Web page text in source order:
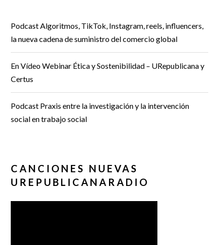
Podcast Algoritmos, TikTok, Instagram, reels, influencers,
la nueva cadena de suministro del comercio global
En Vídeo Webinar Ética y Sostenibilidad – URepublicana y
Certus
Podcast Praxis entre la investigación y la intervención
social en trabajo social
CANCIONES NUEVAS
UREPUBLICANARADIO